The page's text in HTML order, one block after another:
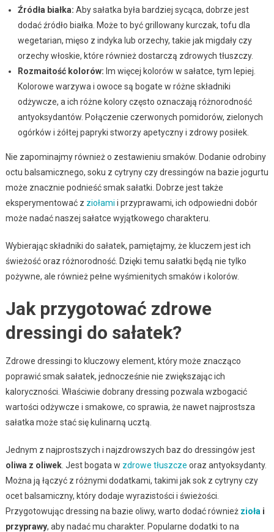
Źródła białka: Aby sałatka była bardziej sycąca, dobrze jest
dodać źródło białka. Może to być grillowany kurczak, tofu dla
wegetarian, mięso z indyka lub orzechy, takie jak migdały czy
orzechy włoskie, które również dostarczą zdrowych tłuszczy.
Rozmaitość kolorów: Im więcej kolorów w sałatce, tym lepiej.
Kolorowe warzywa i owoce są bogate w różne składniki
odżywcze, a ich różne kolory często oznaczają różnorodność
antyoksydantów. Połączenie czerwonych pomidorów, zielonych
ogórków i żółtej papryki stworzy apetyczny i zdrowy posiłek.
Nie zapominajmy również o zestawieniu smaków. Dodanie odrobiny
octu balsamicznego, soku z cytryny czy dressingów na bazie jogurtu
może znacznie podnieść smak sałatki. Dobrze jest także
eksperymentować z ziołami i przyprawami, ich odpowiedni dobór
może nadać naszej sałatce wyjątkowego charakteru.
Wybierając składniki do sałatek, pamiętajmy, że kluczem jest ich
świeżość oraz różnorodność. Dzięki temu sałatki będą nie tylko
pożywne, ale również pełne wyśmienitych smaków i kolorów.
Jak przygotować zdrowe
dressingi do sałatek?
Zdrowe dressingi to kluczowy element, który może znacząco
poprawić smak sałatek, jednocześnie nie zwiększając ich
kaloryczności. Właściwie dobrany dressing pozwala wzbogacić
wartości odżywcze i smakowe, co sprawia, że nawet najprostsza
sałatka może stać się kulinarną ucztą.
Jednym z najprostszych i najzdrowszych baz do dressingów jest
oliwa z oliwek. Jest bogata w zdrowe tłuszcze oraz antyoksydanty.
Można ją łączyć z różnymi dodatkami, takimi jak sok z cytryny czy
ocet balsamiczny, który dodaje wyrazistości i świeżości.
Przygotowując dressing na bazie oliwy, warto dodać również zioła i
przyprawy, aby nadać mu charakter. Popularne dodatki to na